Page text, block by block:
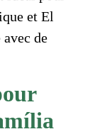
et El
de